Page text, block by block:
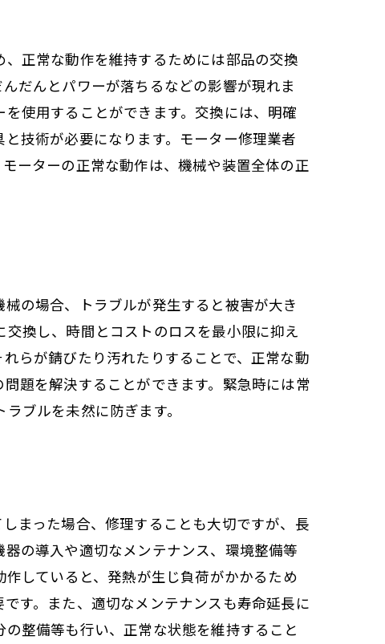
正常な動作を維持するためには部品の交換
だんとパワーが落ちるなどの影響が現れま
使用することができます。交換には、明確
技術が必要になります。モーター修理業者
ーターの正常な動作は、機械や装置全体の正
の場合、トラブルが発生すると被害が大き
換し、時間とコストのロスを最小限に抑え
らが錆びたり汚れたりすることで、正常な動
題を解決することができます。緊急時には常
ブルを未然に防ぎます。
まった場合、修理することも大切ですが、長
の導入や適切なメンテナンス、環境整備等
していると、発熱が生じ負荷がかかるため
す。また、適切なメンテナンスも寿命延長に
整備等も行い、正常な状態を維持すること